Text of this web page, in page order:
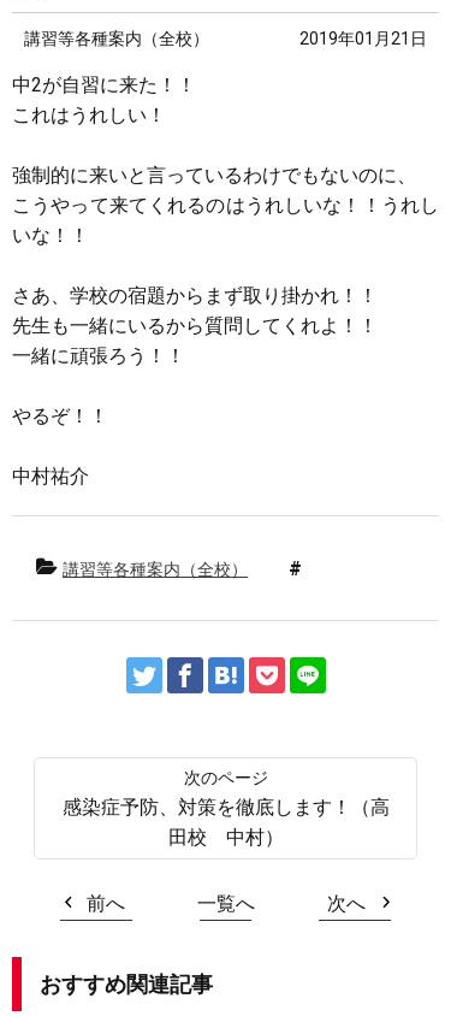
講習等各種案内（全校） 2019年01月21日
中2が自習に来た！！
これはうれしい！
強制的に来いと言っているわけでもないのに、
こうやって来てくれるのはうれしいな！！うれし
いな！！
さあ、学校の宿題からまず取り掛かれ！！
先生も一緒にいるから質問してくれよ！！
一緒に頑張ろう！！
やるぞ！！
中村祐介
講習等各種案内（全校）
感染症予防、対策を徹底します！（高
田校 中村）
前へ 一覧へ 次へ
おすすめ関連記事